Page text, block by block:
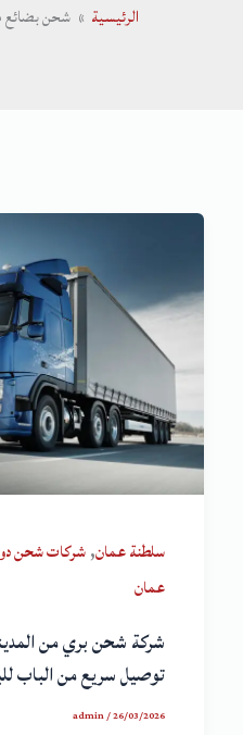
الرئيسية شحن بضائع
سلطنة عمان,شركات شحن
عمان
شركة شحن بري من
توصيل سريع من الباب
admin/26/03/2026